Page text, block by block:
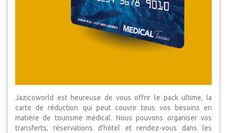
Jazicoworld est heureuse de vous offrir le pack ultime, la
carte de réduction qui peut couvrir tous vos besoins en
matière de tourisme médical. Nous pouvons organiser vos
transferts, réservations d'hôtel et rendez-vous dans les